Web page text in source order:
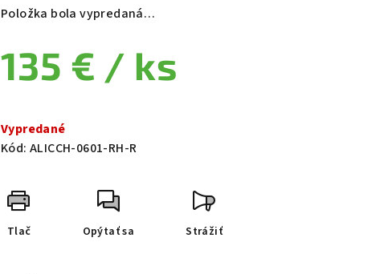
Položka bola vypredaná…
135 € / ks
Vypredané
Kód: ALICCH-0601-RH-R
Tlač Opýtať sa Strážiť